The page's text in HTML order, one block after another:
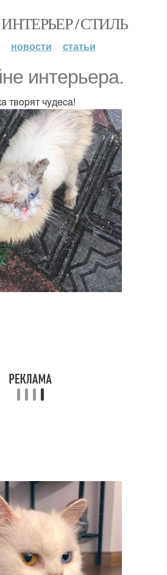
/ СТИЛЬ
новости статьи
интepьepa.
твopят чyдeca!